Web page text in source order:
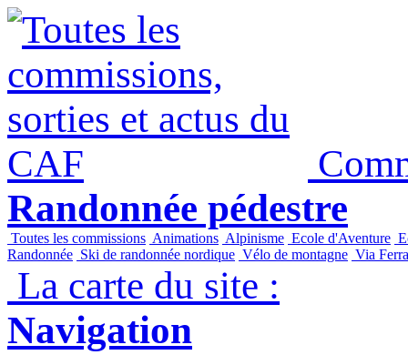
Randonnée pédestre
Toutes les commissions Animations Alpinisme Ecole d'Aventure
Randonnée Ski de randonnée nordique Vélo de montagne Via
La carte du site :
Navigation